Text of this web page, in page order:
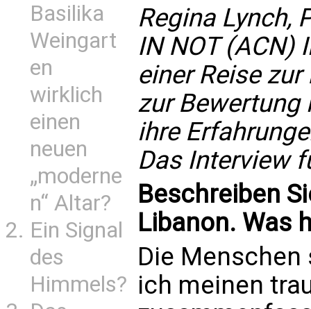
Basilika
Weingart
en
wirklich
einen
neuen
„moderne
n“ Altar?
Ein Signal
des
Himmels?
Regina Lynch,
IN NOT (ACN)
einer Reise
zur Bewertung
ihre
Das Interview
Beschreiben
Libanon. Was
Die
ich meinen